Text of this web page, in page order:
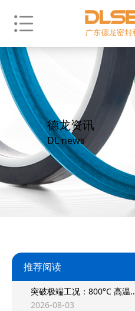
德龙资讯
DL news
推荐阅读
突破极端工况：800°C 高温..
2026-08-03